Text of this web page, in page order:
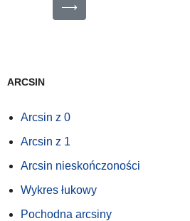
⟶
ARCSIN
Arcsin z 0
Arcsin z 1
Arcsin nieskończoności
Wykres łukowy
Pochodna arcsiny